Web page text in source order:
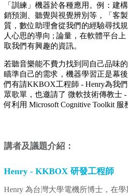
「訓練」機器於各種應用。例：建
銷預測、聽覺與視覺辨別等，「客
質，數位助理會從我們的經驗尋找
人心思的導向 ; 論量，在軟體平台
取我們有興趣的資訊。
若聽音樂能不費力找到同自己品味
瞄準自己的需求，機器學習正是幕
們有請KKBOX工程師 - Henry為我
眾歌單，也邀請了 微軟技術傳教士
何利用 Microsoft Cognitive Toolkit 服
講者及議題介紹：
Henry - KKBOX 研發工程師
Henry 為台灣大學電機所博士，在